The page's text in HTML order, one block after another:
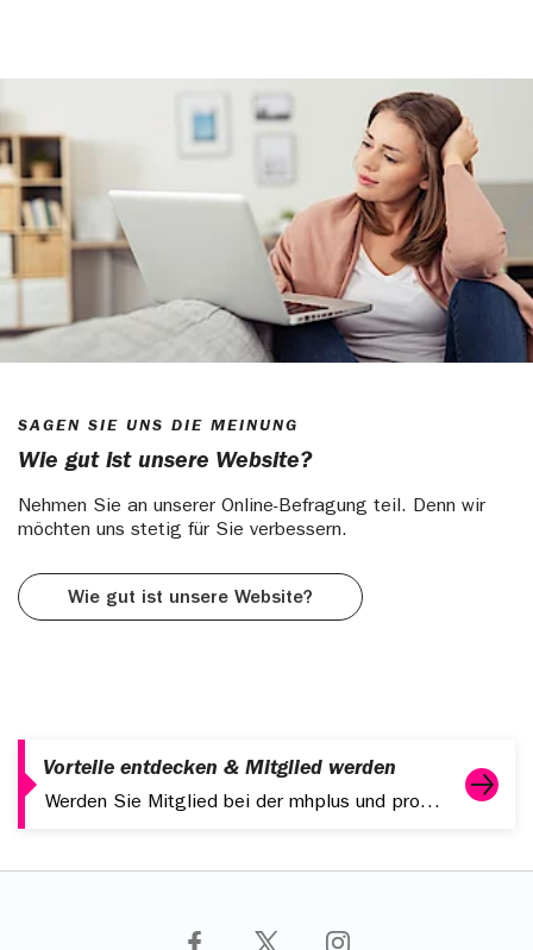
SAGEN SIE UNS DIE MEINUNG
Wie gut ist unsere Website?
Nehmen Sie an unserer Online-Befragung teil. Denn wir
möchten uns stetig für Sie verbessern.
Wie gut ist unsere Website?
Vorteile entdecken & Mitglied werden
Werden Sie Mitglied bei der mhplus und profitieren Sie von starken Leistungen, digitalen Services und attraktiven Zusatzangeboten.